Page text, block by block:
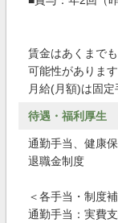
賃金はあくまで
可能性があります
月給(月額)は固定
待遇・福利厚生
通勤手当、健康
退職金制度
＜各手当・制度
通勤手当：実費